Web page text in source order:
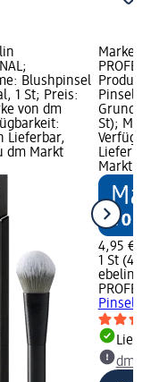
Blushpinsel
1 St; Preis:
von dm
Lieferbar,
dm Markt
Marke:
Pinsel,
St);
Markt
4,95 €
1 St
ebelin
Pinsel, 1
dm